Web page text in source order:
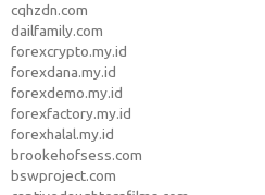
cqhzdn.com
dailfamily.com
forexcrypto.my.id
forexdana.my.id
forexdemo.my.id
forexfactory.my.id
forexhalal.my.id
brookehofsess.com
bswproject.com